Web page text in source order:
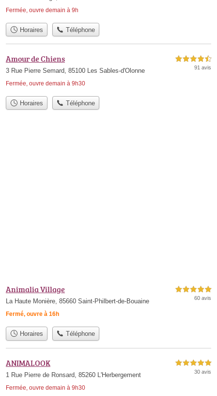
Fermée, ouvre demain à 9h
Horaires Téléphone
Amour de Chiens
3 Rue Pierre Semard, 85100 Les Sables-d'Olonne
Fermée, ouvre demain à 9h30
4,5 étoiles sur 5
91 avis
Horaires Téléphone
Animalia Village
La Haute Monière, 85660 Saint-Philbert-de-Bouaine
Fermé, ouvre à 16h
5,0 étoiles sur 5
60 avis
Horaires Téléphone
ANIMALOOK
1 Rue Pierre de Ronsard, 85260 L'Herbergement
Fermée, ouvre demain à 9h30
5,0 étoiles sur 5
30 avis